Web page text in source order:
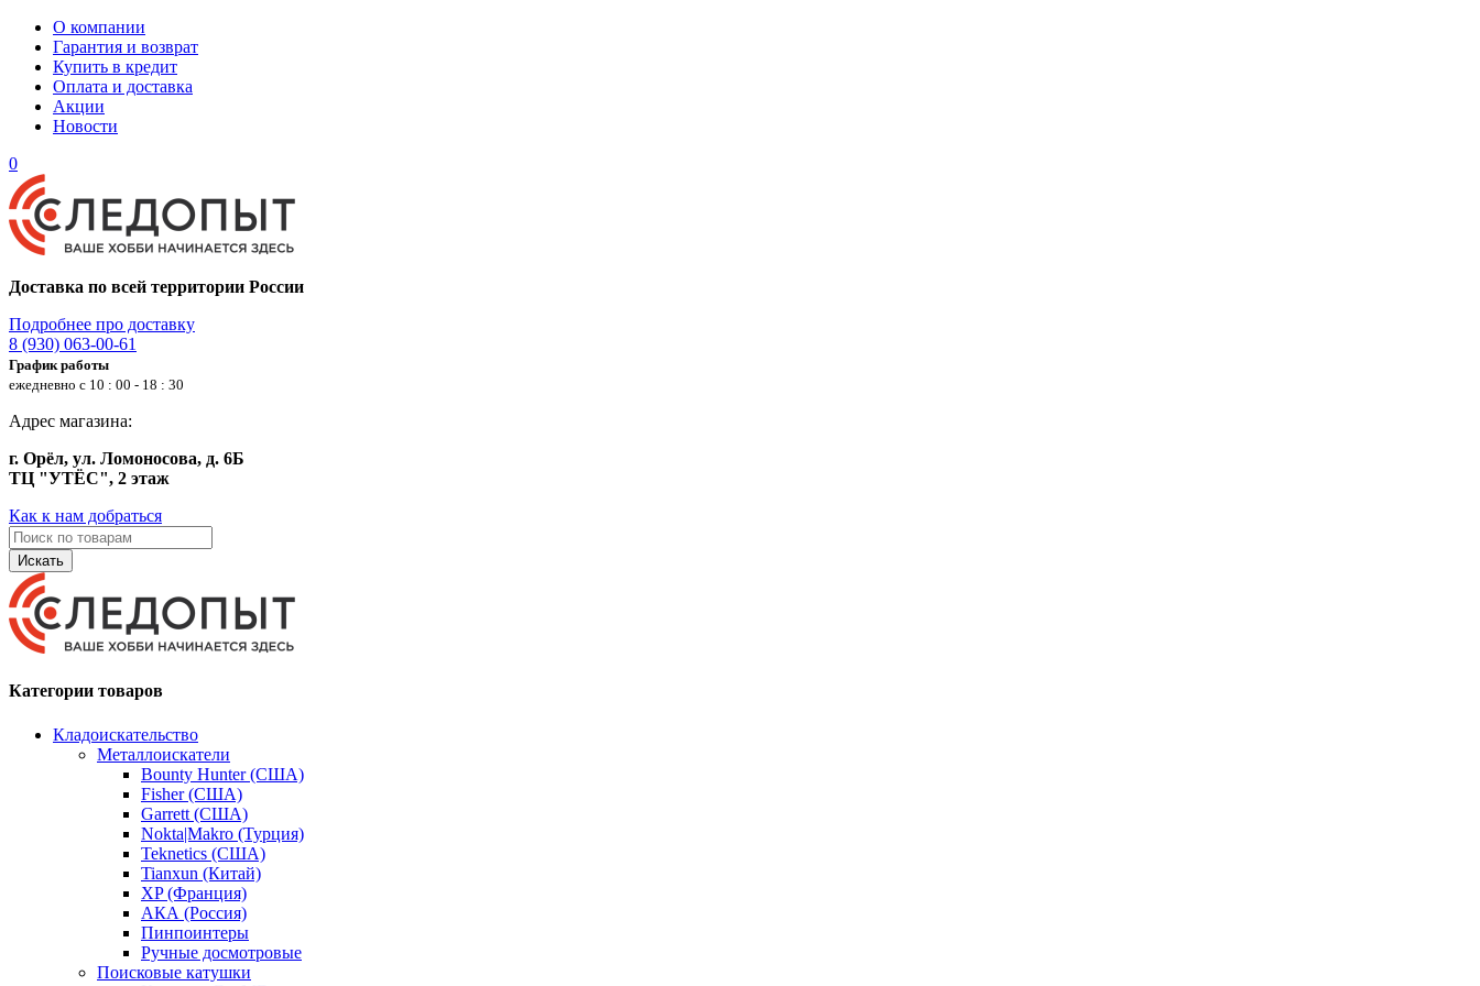
О компании
Гарантия и возврат
Купить в кредит
Оплата и доставка
Акции
Новости
0
Доставка по всей территории России
Подробнее про доставку
8 (930) 063-00-61
График работы
ежедневно с 10 : 00 - 18 : 30
Адрес магазина:
г. Орёл, ул. Ломоносова, д. 6Б
ТЦ "УТЁС", 2 этаж
Как к нам добраться
Искать
Категории товаров
Кладоискательство
Металлоискатели
Bounty Hunter (США)
Fisher (США)
Garrett (США)
Nokta|Makro (Турция)
Teknetics (США)
Tianxun (Китай)
XP (Франция)
АКА (Россия)
Пинпоинтеры
Ручные досмотровые
Поисковые катушки